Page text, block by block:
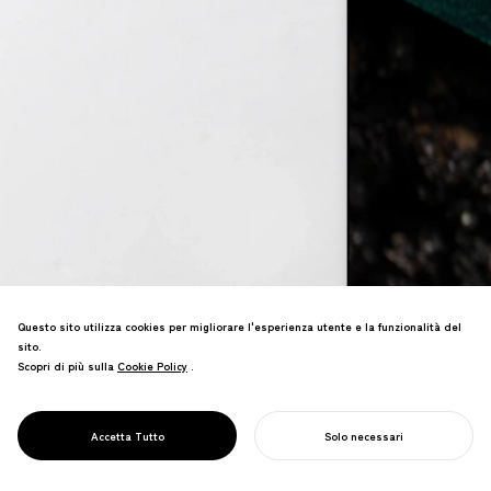
DESIGN
PUBBLICITARIO
narrazioni che ispirano connessioni
significative e cambiano le prospettive.
Questo sito utilizza cookies per migliorare l'esperienza utente e la funzionalità del
sito.
Scopri di più sulla Cookie Policy
Cookie Policy .
Accetta Tutto Solo necessari